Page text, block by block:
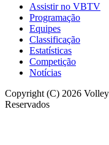
Assistir no VBTV
Programação
Equipes
Classificação
Estatísticas
Competição
Notícias
Copyright (C) 2026
Reservados